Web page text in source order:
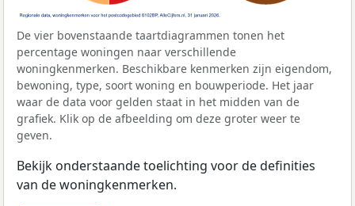
De vier bovenstaande taartdiagrammen tonen het
percentage woningen naar verschillende
woningkenmerken. Beschikbare kenmerken zijn eigendom,
bewoning, type, soort woning en bouwperiode. Het jaar
waar de data voor gelden staat in het midden van de
grafiek. Klik op de afbeelding om deze groter weer te
geven.
Bekijk onderstaande toelichting voor de definities
van de woningkenmerken.